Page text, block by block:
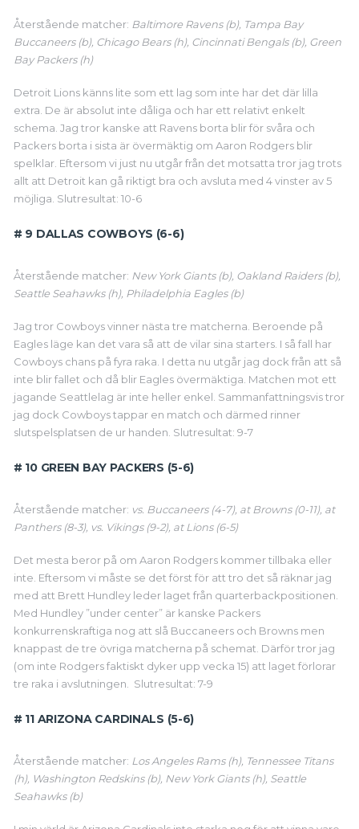
Återstående matcher: Baltimore Ravens (b), Tampa Bay
Buccaneers (b), Chicago Bears (h), Cincinnati Bengals (b), Green
Bay Packers (h)
Detroit Lions känns lite som ett lag som inte har det där lilla
extra. De är absolut inte dåliga och har ett relativt enkelt
schema. Jag tror kanske att Ravens borta blir för svåra och
Packers borta i sista är övermäktig om Aaron Rodgers blir
spelklar. Eftersom vi just nu utgår från det motsatta tror jag trots
allt att Detroit kan gå riktigt bra och avsluta med 4 vinster av 5
möjliga. Slutresultat: 10-6
# 9 DALLAS COWBOYS (6-6)
Återstående matcher: New York Giants (b), Oakland Raiders (b),
Seattle Seahawks (h), Philadelphia Eagles (b)
Jag tror Cowboys vinner nästa tre matcherna. Beroende på
Eagles läge kan det vara så att de vilar sina starters. I så fall har
Cowboys chans på fyra raka. I detta nu utgår jag dock från att så
inte blir fallet och då blir Eagles övermäktiga. Matchen mot ett
jagande Seattlelag är inte heller enkel. Sammanfattningsvis tror
jag dock Cowboys tappar en match och därmed rinner
slutspelsplatsen de ur handen. Slutresultat: 9-7
# 10 GREEN BAY PACKERS (5-6)
Återstående matcher: vs. Buccaneers (4-7), at Browns (0-11), at
Panthers (8-3), vs. Vikings (9-2), at Lions (6-5)
Det mesta beror på om Aaron Rodgers kommer tillbaka eller
inte. Eftersom vi måste se det först för att tro det så räknar jag
med att Brett Hundley leder laget från quarterbackpositionen.
Med Hundley ”under center” är kanske Packers
konkurrenskraftiga nog att slå Buccaneers och Browns men
knappast de tre övriga matcherna på schemat. Därför tror jag
(om inte Rodgers faktiskt dyker upp vecka 15) att laget förlorar
tre raka i avslutningen. Slutresultat: 7-9
# 11 ARIZONA CARDINALS (5-6)
Återstående matcher: Los Angeles Rams (h), Tennessee Titans
(h), Washington Redskins (b), New York Giants (h), Seattle
Seahawks (b)